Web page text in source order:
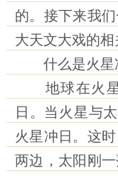
的。接下来我
大天文大戏的相
什么是火星
地球在火星
日。当火星与
火星冲日。这
两边，太阳刚